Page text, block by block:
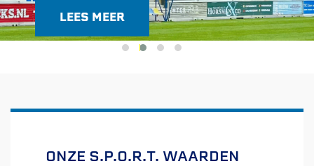
Aanmelden voor proeftraining
Lid worden van FC Lisse
Over FC Lisse
Informatie voor de Pers
LEES MEER
ONZE S.P.O.R.T. WAARDEN